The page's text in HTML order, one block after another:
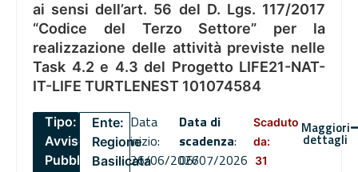
ai sensi dell’art. 56 del D. Lgs. 117/2017
“Codice del Terzo Settore” per la
realizzazione delle attività previste nelle
Task 4.2 e 4.3 del Progetto LIFE21-NAT-
IT-LIFE TURTLENEST 101074584
Tipo:
Avviso
Pubblico
Ente:
Regione
Basilicata
Data
inizio:
26/06/2026
Data di
scadenza:
06/07/2026
Scaduto
da:
31
Maggiori
dettagli